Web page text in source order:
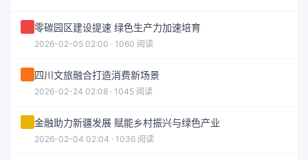
零碳园区建设提速 绿色生产力加速培育
2026-02-05 02:00 · 1060 阅读
四川文旅融合打造消费新场景
2026-02-24 02:08 · 1045 阅读
金融助力新疆发展 赋能乡村振兴与绿色产业
2026-02-04 02:04 · 1036 阅读